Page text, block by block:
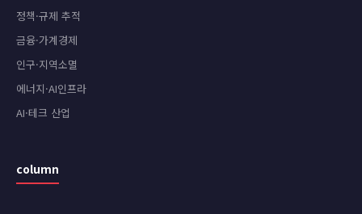
정책·규제 추적
금융·가계경제
인구·지역소멸
에너지·AI인프라
AI·테크 산업
column